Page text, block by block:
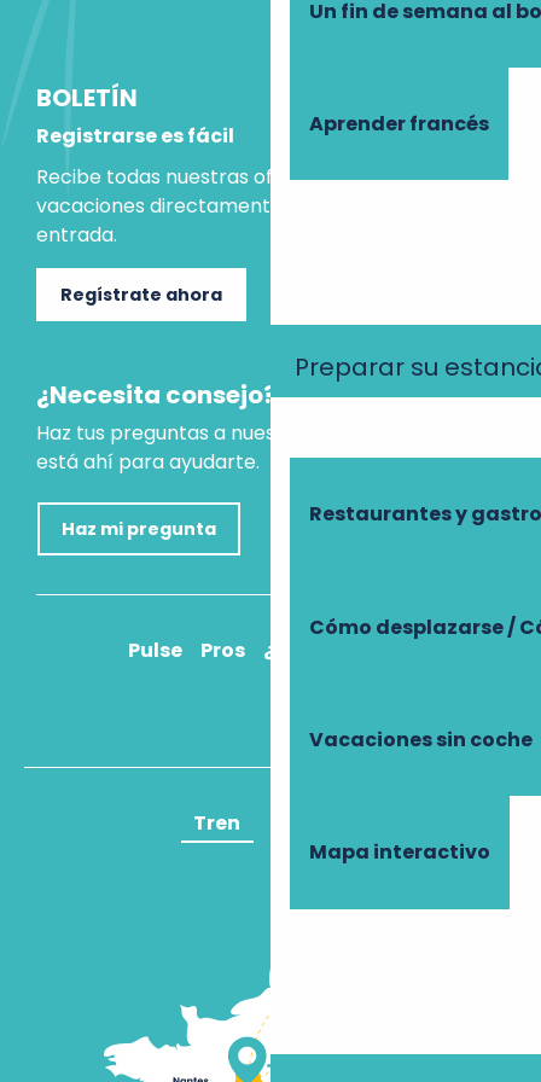
Un fin de semana al
Aprender francés
Preparar su
Restaurantes y
Cómo desplazarse /
Vacaciones sin coche
Mapa interactivo
BOLETÍN
Registrarse es fácil
Recibe todas nuestras ofertas e ideas para las
vacaciones directamente en tu bandeja de
entrada.
Regístrate ahora
¿Necesita consejo?
Haz tus preguntas a nuestro asistente virtual, que
está ahí para ayudarte.
Haz mi pregunta
Pulse Pros ¿Cómo llegar?
Tren